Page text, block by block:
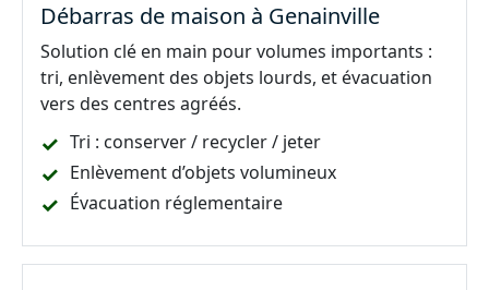
Débarras de maison à Genainville
Solution clé en main pour volumes importants :
tri, enlèvement des objets lourds, et évacuation
vers des centres agréés.
Tri : conserver / recycler / jeter
Enlèvement d’objets volumineux
Évacuation réglementaire